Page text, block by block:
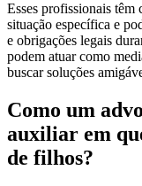
Esses profissionais têm
situação específica e
e obrigações legais
podem atuar como
buscar soluções
Como um
auxiliar em
de filhos?